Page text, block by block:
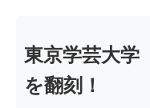
東京学芸大学
を翻刻！